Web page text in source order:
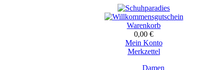
Warenkorb
0,00 €
Mein Konto
Merkzettel
Damen